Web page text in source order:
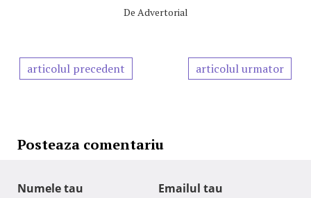
De Advertorial
articolul precedent articolul urmator
Posteaza comentariu
Numele tau Emailul tau